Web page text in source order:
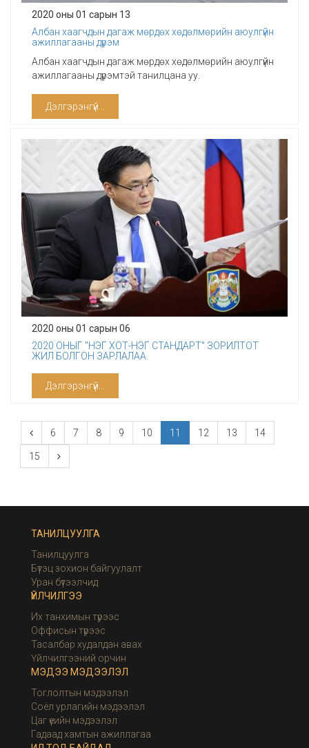
2020 оны 01 сарын 13
Албан хаагчдын дагаж мөрдөх хөдөлмөрийн аюулгүйн
ажиллагааны дүрэм
Албан хаагчдын дагаж мөрдөх хөдөлмөрийн аюулгүйн
ажиллагааны дүрэмтэй танилцана уу.
Дэлгэрэнгүй...
2020 оны 01 сарын 06
2020 ОНЫГ "НЭГ ХОТ-НЭГ СТАНДАРТ" ЗОРИЛТОТ
ЖИЛ БОЛГОН ЗАРЛАЛАА.
Дэлгэрэнгүй...
6 7 8 9 10 11 12 13 14
15
ТАНИЛЦУУЛГА
Танилцуулга
Бүтэц зохион байгуулалт
Уран бүтээлчид
ҮЙЛЧИЛГЭЭ
Их танхимын түрээс
Оффисын түрээс
Тасалбар худалдан авах
Үйлчилгээний орчин
МЭДЭЭ МЭДЭЭЛЭЛ
Тоглолтын мэдээлэл
Соёл урлагийн мэдээлэл
Цаг үеийн мэдээлэл
Гадаад хамтын ажиллагаа